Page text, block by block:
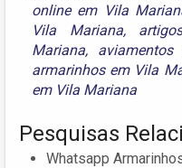
online em Vila
Vila Mariana,
Mariana,
armarinhos em Vila
em Vila Mariana
Pesquisas
Whatsapp